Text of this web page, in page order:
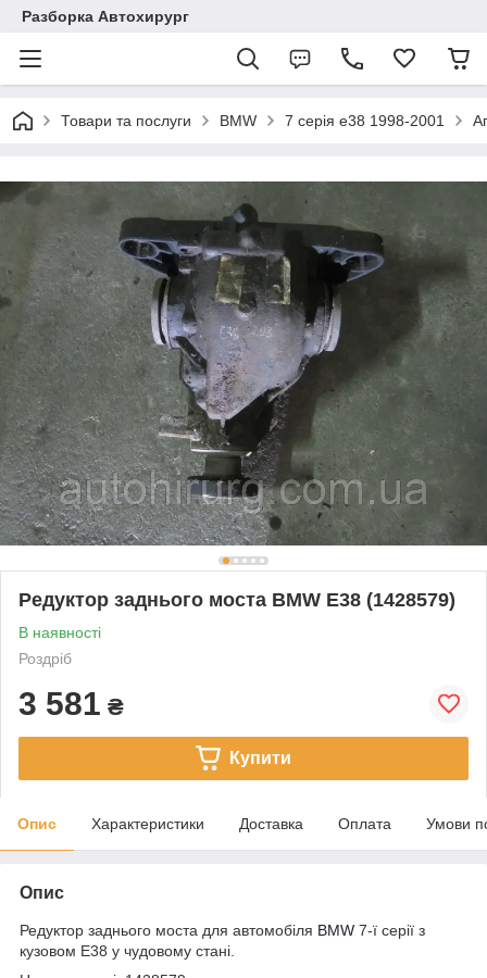
Разборка Автохирург
Товари та послуги BMW 7 серія e38 1998-2001
Редуктор заднього моста BMW E38 (1428579)
В наявності
Роздріб
3 581 ₴
Купити
Опис Характеристики Доставка Оплата Умови
Опис
Редуктор заднього моста для автомобіля BMW 7-ї серії з
кузовом E38 у чудовому стані.